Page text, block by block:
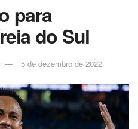
para
do Sul
5 de dezembro de 2022